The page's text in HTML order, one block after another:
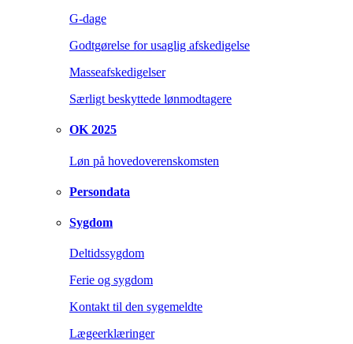
G-dage
Godtgørelse for usaglig afskedigelse
Masseafskedigelser
Særligt beskyttede lønmodtagere
OK 2025
Løn på hovedoverenskomsten
Persondata
Sygdom
Deltidssygdom
Ferie og sygdom
Kontakt til den sygemeldte
Lægeerklæringer